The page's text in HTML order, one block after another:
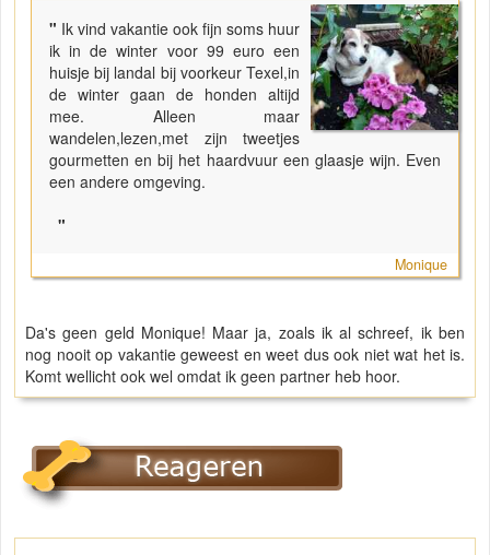
" Ik vind vakantie ook fijn soms huur
ik in de winter voor 99 euro een
huisje bij landal bij voorkeur Texel,in
de winter gaan de honden altijd
mee. Alleen maar
wandelen,lezen,met zijn tweetjes
gourmetten en bij het haardvuur een glaasje wijn. Even
een andere omgeving.
"
Monique
Da's geen geld Monique! Maar ja, zoals ik al schreef, ik ben
nog nooit op vakantie geweest en weet dus ook niet wat het is.
Komt wellicht ook wel omdat ik geen partner heb hoor.